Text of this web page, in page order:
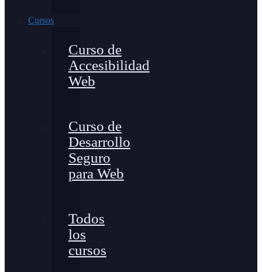
Cursos
Curso de
Accesibilidad
Web
Curso de
Desarrollo
Seguro
para Web
Todos
los
cursos